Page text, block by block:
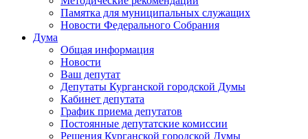
Памятка для муниципальных служащих
Новости Федерального Cобрания
Дума
Общая информация
Новости
Ваш депутат
Депутаты Курганской городской Думы
Кабинет депутата
График приема депутатов
Постоянные депутатские комиссии
Решения Курганской городской Думы